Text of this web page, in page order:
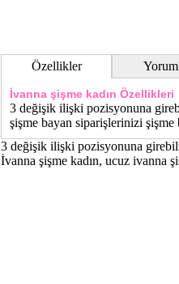
Özellikler
İvanna şişme kadın Özellikleri
3 değişik ilişki pozisyonuna
şişme bayan siparişlerinizi şişme
3 değişik ilişki pozisyonuna
İvanna şişme kadın, ucuz ivanna